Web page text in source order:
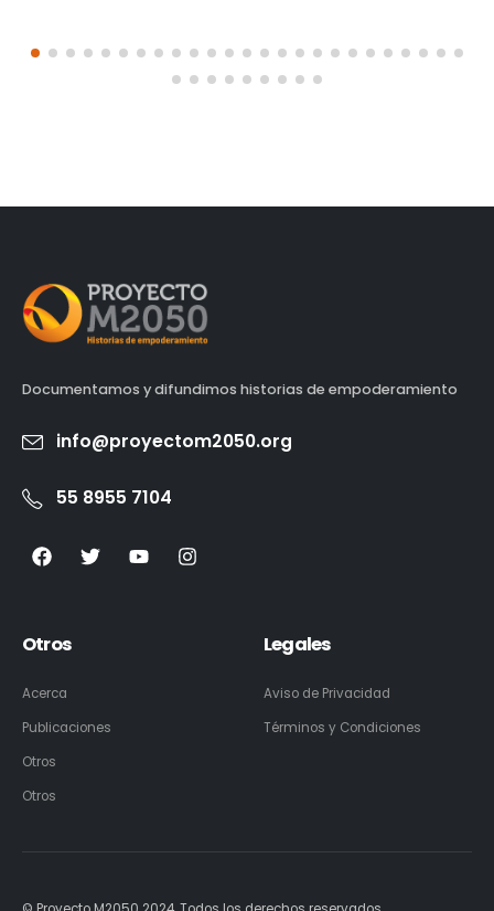
Documentamos y difundimos historias de empoderamiento
info@proyectom2050.org
55 8955 7104
Otros
Acerca
Publicaciones
Otros
Otros
Legales
Aviso de Privacidad
Términos y Condiciones